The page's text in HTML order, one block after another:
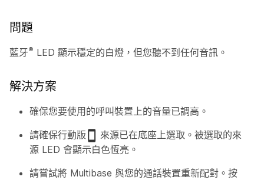
問題
藍牙® LED 顯示穩定的白燈，但您聽不到任何音訊。
解決方案
確保您要使用的呼叫裝置上的音量已調高。
請確保行動版
來源已在底座上選取。被選取的來
源 LED 會顯示白色恆亮。
請嘗試將 Multibase 與您的通話裝置重新配對。按